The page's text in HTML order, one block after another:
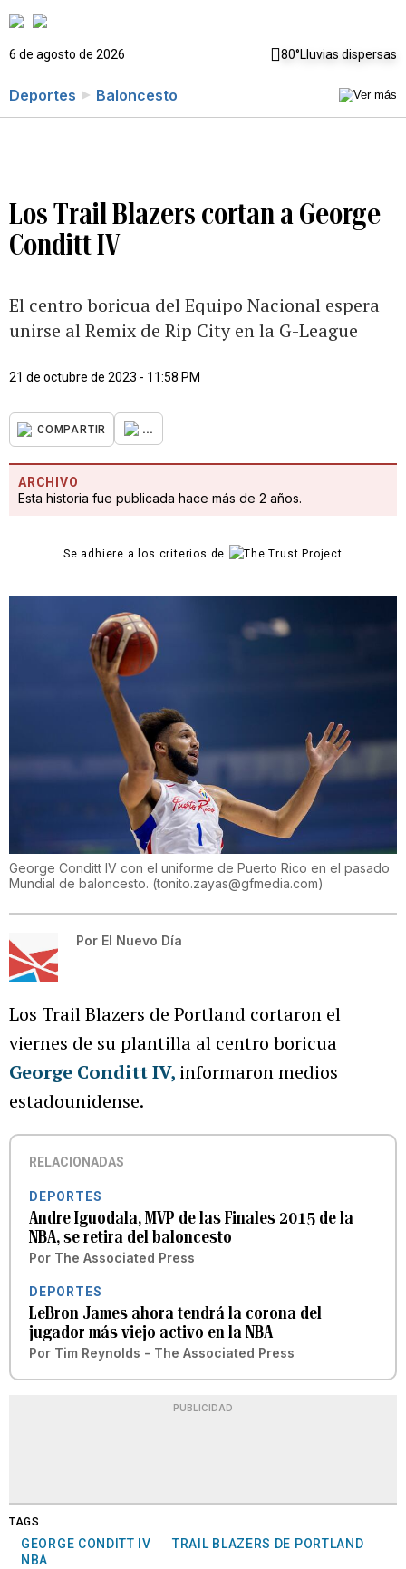
6 de agosto de 2026 80°Lluvias dispersas
Deportes Baloncesto
Los Trail Blazers cortan a George
Conditt IV
El centro boricua del Equipo Nacional espera
unirse al Remix de Rip City en la G-League
21 de octubre de 2023 - 11:58 PM
COMPARTIR ...
ARCHIVO
Esta historia fue publicada hace más de 2 años.
Se adhiere a los criterios de
George Conditt IV con el uniforme de Puerto Rico en el pasado
Mundial de baloncesto. (tonito.zayas@gfmedia.com)
Por El Nuevo Día
Los Trail Blazers de Portland cortaron el
viernes de su plantilla al centro boricua
George Conditt IV, informaron medios
estadounidense.
RELACIONADAS
DEPORTES
Andre Iguodala, MVP de las Finales 2015 de la
NBA, se retira del baloncesto
Por The Associated Press
DEPORTES
LeBron James ahora tendrá la corona del
jugador más viejo activo en la NBA
Por Tim Reynolds - The Associated Press
PUBLICIDAD
TAGS
GEORGE CONDITT IV
TRAIL BLAZERS DE PORTLAND
NBA